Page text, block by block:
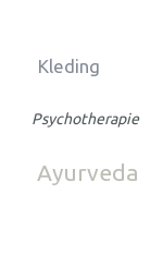
Kleding
Psychotherapie
Ayurveda